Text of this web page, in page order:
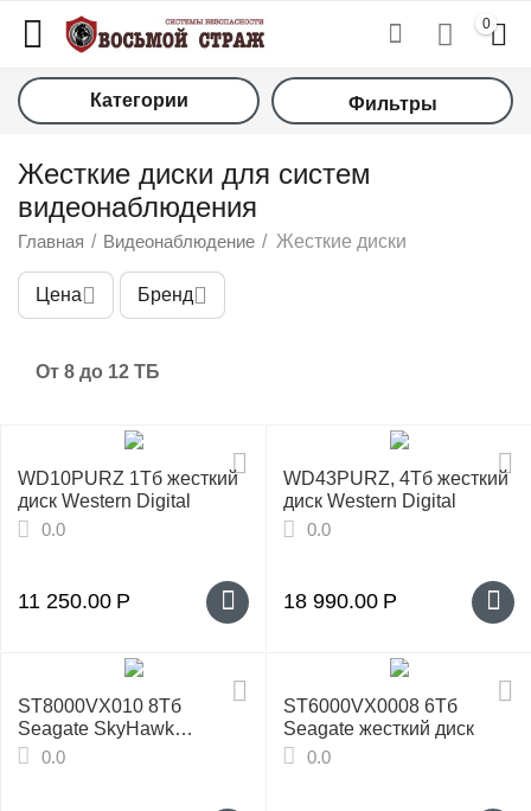
0
Категории Фильтры
Жесткие диски для систем
видеонаблюдения
Главная / Видеонаблюдение / Жесткие диски
Цена Бренд
От 8 до 12 ТБ
WD10PURZ 1Тб жесткий
диск Western Digital
0.0
11 250.00 Р
WD43PURZ, 4Тб жесткий
диск Western Digital
0.0
18 990.00 Р
ST8000VX010 8Tб
Seagate SkyHawk
Жесткий диск
0.0
ST6000VX0008 6Тб
Seagate жесткий диск
0.0